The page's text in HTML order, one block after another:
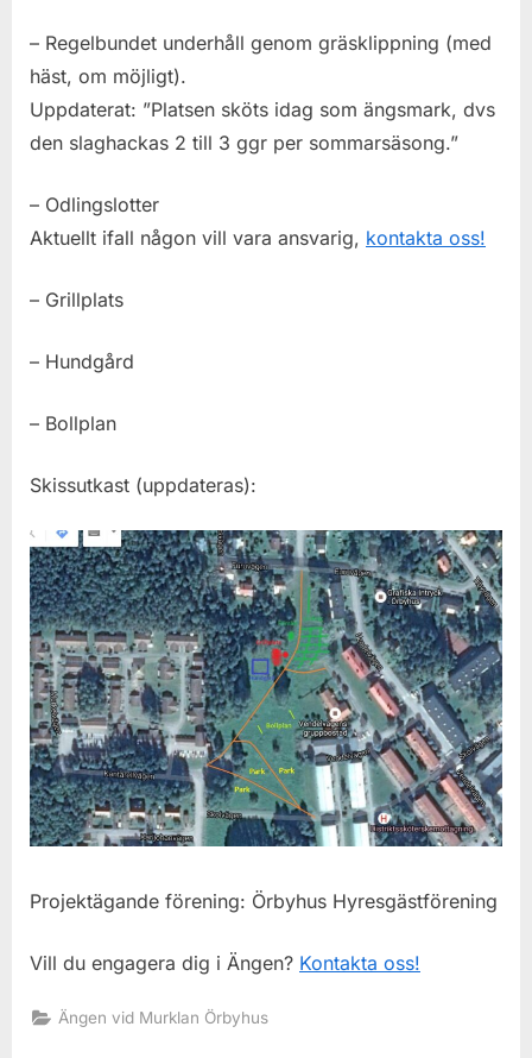
– Regelbundet underhåll genom gräsklippning (med
häst, om möjligt).
Uppdaterat: ”Platsen sköts idag som ängsmark, dvs
den slaghackas 2 till 3 ggr per sommarsäsong.”
– Odlingslotter
Aktuellt ifall någon vill vara ansvarig, kontakta oss!
– Grillplats
– Hundgård
– Bollplan
Skissutkast (uppdateras):
Projektägande förening: Örbyhus Hyresgästförening
Vill du engagera dig i Ängen? Kontakta oss!
Ängen vid Murklan Örbyhus